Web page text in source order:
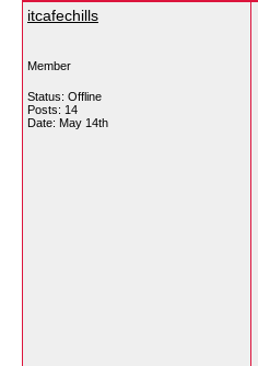
itcafechills
Member
Status: Offline
Posts: 14
Date: May 14th